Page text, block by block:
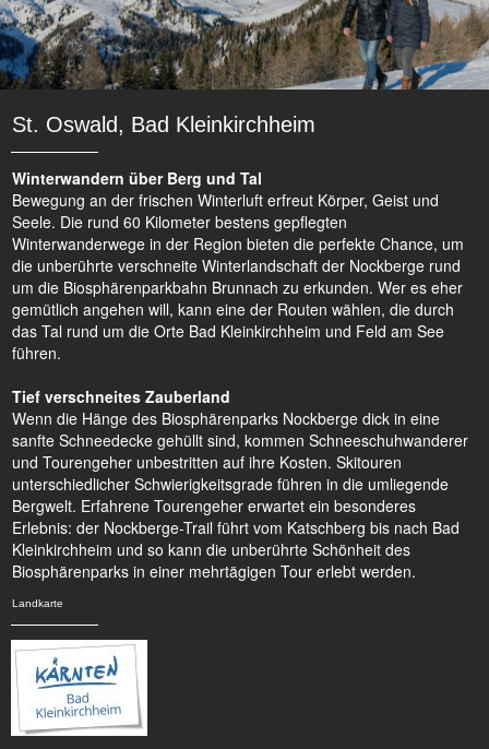
St. Oswald, Bad Kleinkirchheim
Winterwandern über Berg und Tal
Bewegung an der frischen Winterluft erfreut Körper, Geist und
Seele. Die rund 60 Kilometer bestens gepflegten
Winterwanderwege in der Region bieten die perfekte Chance, um
die unberührte verschneite Winterlandschaft der Nockberge rund
um die Biosphärenparkbahn Brunnach zu erkunden. Wer es eher
gemütlich angehen will, kann eine der Routen wählen, die durch
das Tal rund um die Orte Bad Kleinkirchheim und Feld am See
führen.
Tief verschneites Zauberland
Wenn die Hänge des Biosphärenparks Nockberge dick in eine
sanfte Schneedecke gehüllt sind, kommen Schneeschuhwanderer
und Tourengeher unbestritten auf ihre Kosten. Skitouren
unterschiedlicher Schwierigkeitsgrade führen in die umliegende
Bergwelt. Erfahrene Tourengeher erwartet ein besonderes
Erlebnis: der Nockberge-Trail führt vom Katschberg bis nach Bad
Kleinkirchheim und so kann die unberührte Schönheit des
Biosphärenparks in einer mehrtägigen Tour erlebt werden.
Landkarte